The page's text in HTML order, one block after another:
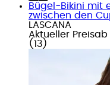
Bügel-Bikini mit
zwischen den
LASCANA
Aktueller Preisab
( 13 )